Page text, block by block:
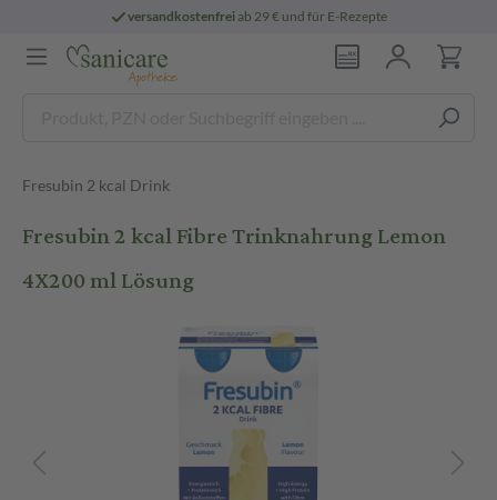
versandkostenfreiab 29 € und für E-Rezepte
Fresubin 2 kcal Drink
Fresubin 2 kcal Fibre Trinknahrung Lemon
4X200 ml Lösung